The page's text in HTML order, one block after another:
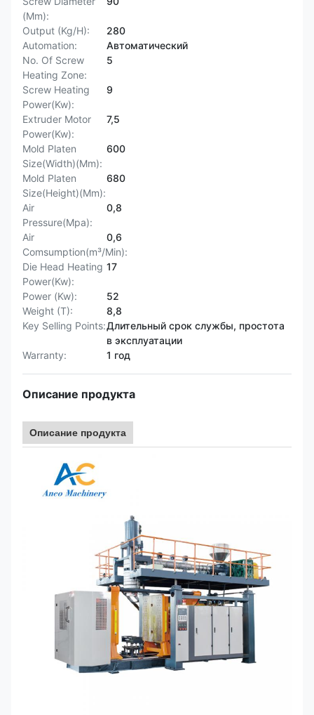
(Mm):
Output (Kg/H):
280
Automation:
Автоматический
No. Of Screw
Heating Zone:
5
Screw Heating
Power(Kw):
9
Extruder Motor
Power(Kw):
7,5
Mold Platen
Size(Width)(Mm):
600
Mold Platen
Size(Height)(Mm):
680
Air
Pressure(Mpa):
0,8
Air
Comsumption(m³/Min):
0,6
Die Head Heating
Power(Kw):
17
Power (Kw):
52
Weight (T):
8,8
Key Selling Points:Длительный срок службы, простота
в эксплуатации
Warranty:
1 год
Описание продукта
Описание продукта